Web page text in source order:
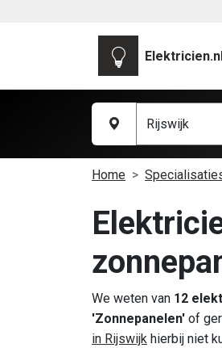
Home
We weten van 12
'Zonnepanelen' of
in Rijswijk hierbij niet